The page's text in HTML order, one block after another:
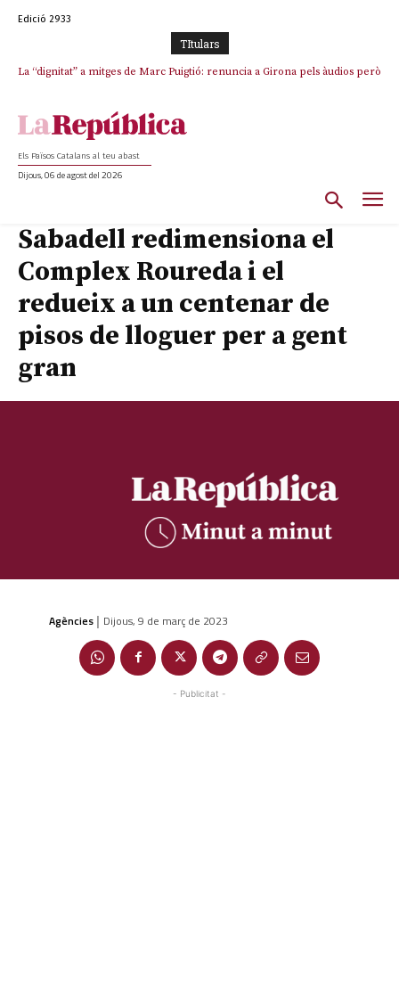
Edició 2933
TItulars
La “dignitat” a mitges de Marc Puigtió: renuncia a Girona pels àudios però
Junts exigeix que Catalunya quedi “fora” del repartiment dels menors
Els Països Catalans al teu abast
Dijous, 06 de agost del 2026
Sabadell redimensiona el
Complex Roureda i el
redueix a un centenar de
pisos de lloguer per a gent
gran
Agències | Dijous, 9 de març de 2023
- Publicitat -